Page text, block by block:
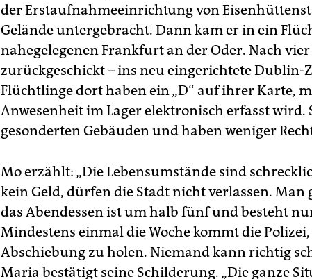
der Erstaufnahmeeinrichtung von
Gelände untergebracht. Dann kam er in ein
nahegelegenen Frankfurt an der Oder. Nach
zurückgeschickt – ins neu eingerichtete Dublin-
Flüchtlinge dort haben ein „D“ auf ihrer Karte,
Anwesenheit im Lager elektronisch erfasst wird.
gesonderten Gebäuden und haben weniger
Mo erzählt: „Die Lebensumstände sind
kein Geld, dürfen die Stadt nicht verlassen.
das Abendessen ist um halb fünf und besteht
Mindestens einmal die Woche kommt die
Abschiebung zu holen. Niemand kann richtig
Maria bestätigt seine Schilderung. „Die ganze